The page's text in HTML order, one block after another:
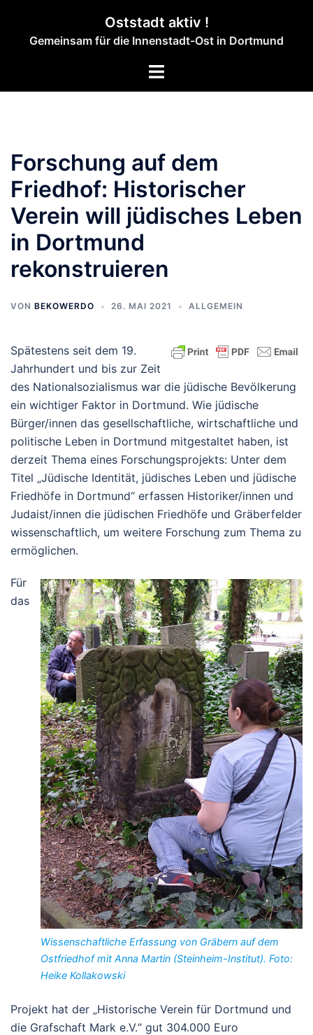
springen
Oststadt aktiv !
Gemeinsam für die Innenstadt-Ost in Dortmund
Menü
Forschung auf dem
Friedhof: Historischer
Verein will jüdisches Leben
in Dortmund
rekonstruieren
VON BEKOWERDO 26. MAI 2021 ALLGEMEIN
Spätestens seit dem 19.
Jahrhundert und bis zur Zeit
des Nationalsozialismus war die jüdische Bevölkerung
ein wichtiger Faktor in Dortmund. Wie jüdische
Bürger/innen das gesellschaftliche, wirtschaftliche und
politische Leben in Dortmund mitgestaltet haben, ist
derzeit Thema eines Forschungsprojekts: Unter dem
Titel „Jüdische Identität, jüdisches Leben und jüdische
Friedhöfe in Dortmund“ erfassen Historiker/innen und
Judaist/innen die jüdischen Friedhöfe und Gräberfelder
wissenschaftlich, um weitere Forschung zum Thema zu
ermöglichen.
Wissenschaftliche Erfassung von Gräbern auf dem
Ostfriedhof mit Anna Martin (Steinheim-Institut). Foto:
Heike Kollakowski
Für
das
Projekt hat der „Historische Verein für Dortmund und
die Grafschaft Mark e.V.“ gut 304.000 Euro